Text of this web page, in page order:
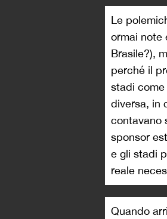
Le
ormai note
Brasile?),
perché il
stadi
diversa, in
contavano
sponsor
e gli stadi
reale
Quando